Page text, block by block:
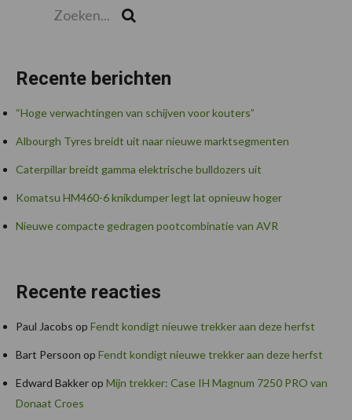
Recente berichten
“Hoge verwachtingen van schijven voor kouters”
Albourgh Tyres breidt uit naar nieuwe marktsegmenten
Caterpillar breidt gamma elektrische bulldozers uit
Komatsu HM460-6 knikdumper legt lat opnieuw hoger
Nieuwe compacte gedragen pootcombinatie van AVR
Recente reacties
Paul Jacobs op Fendt kondigt nieuwe trekker aan deze herfst
Bart Persoon op Fendt kondigt nieuwe trekker aan deze herfst
Edward Bakkerop Mijn trekker: Case IH Magnum 7250 PRO van
Donaat Croes